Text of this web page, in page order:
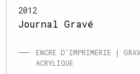
2012
Journal Gravé
ENCRE D'IMPRIMERIE |
ACRYLIQUE